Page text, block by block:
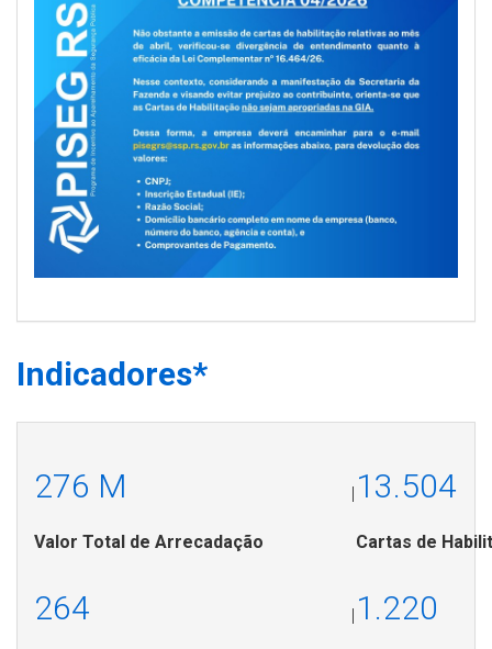
Indicadores*
276 M
Valor Total de Arrecadação
| 13.504
Cartas de
264 | 1.220